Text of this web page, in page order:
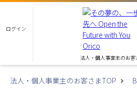
ログイン
法人・個人事業主のお客
法人・個人事業主のお客さまTOP